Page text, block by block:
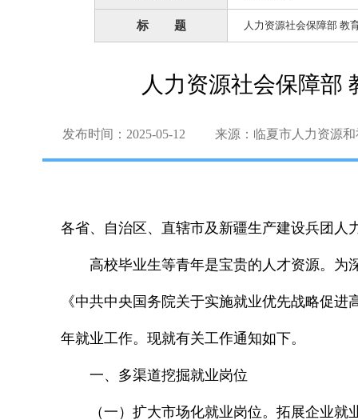
标 题 人力资源社会保障部 教
人力资源社会保障部
发布时间：2025-05-12 来源：临夏市人力资源
各省、自治区、直辖市及新疆生产建设兵
高校毕业生等青年是宝贵的人才资源。为
《中共中央国务院关于实施就业优先战略促
年就业工作。现就有关工作通知如下。
一、多渠道挖掘就业岗位
（一）扩大市场化就业岗位。拓展企业